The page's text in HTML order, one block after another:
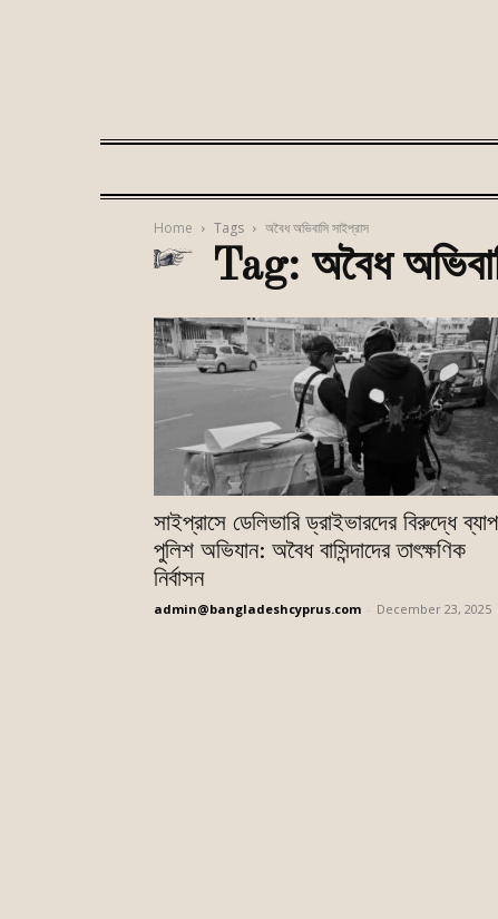
Home Tags অবৈধ অভিবাসি সাইপ্রাস
Tag: অবৈধ
সাইপ্রাসে ডেলিভারি ড্রাইভারদের বিরুদ্ধে
পুলিশ অভিযান: অবৈধ বাসিন্দাদের তাৎক্ষণিক
নির্বাসন
admin@bangladeshcyprus.com December 23, 2025